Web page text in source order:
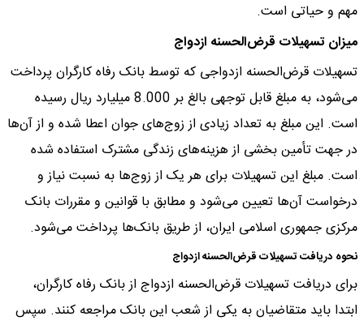
مهم و حیاتی است.
میزان تسهیلات قرض‌الحسنه ازدواج
تسهیلات قرض‌الحسنه ازدواجی که توسط بانک رفاه کارگران پرداخت
می‌شود، به مبلغ قابل توجهی بالغ بر 8.000 میلیارد ریال رسیده
است. این مبلغ به تعداد زیادی از زوج‌های جوان اعطا شده و از آن‌ها
در جهت تأمین بخشی از هزینه‌های زندگی مشترک استفاده شده
است. مبلغ این تسهیلات برای هر یک از زوج‌ها به نسبت نیاز و
درخواست آن‌ها تعیین می‌شود و مطابق با قوانین و مقررات بانک
مرکزی جمهوری اسلامی ایران، از طریق بانک‌ها پرداخت می‌شود.
نحوه دریافت تسهیلات قرض‌الحسنه ازدواج
برای دریافت تسهیلات قرض‌الحسنه ازدواج از بانک رفاه کارگران،
ابتدا باید متقاضیان به یکی از شعب این بانک مراجعه کنند. سپس